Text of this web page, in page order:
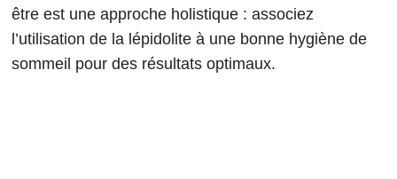
être est une approche holistique : associez
l’utilisation de la lépidolite à une bonne hygiène de
sommeil pour des résultats optimaux.